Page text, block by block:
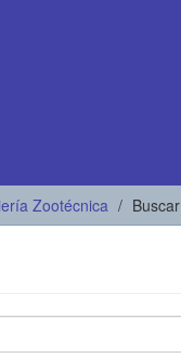
Zootécnica Buscar